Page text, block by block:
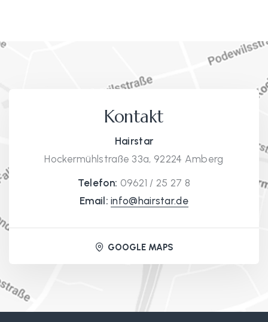
Kontakt
Hairstar
Hockermühlstraße 33a, 92224 Amberg
Telefon: 09621 / 25 27 8
Email: info@hairstar.de
GOOGLE MAPS